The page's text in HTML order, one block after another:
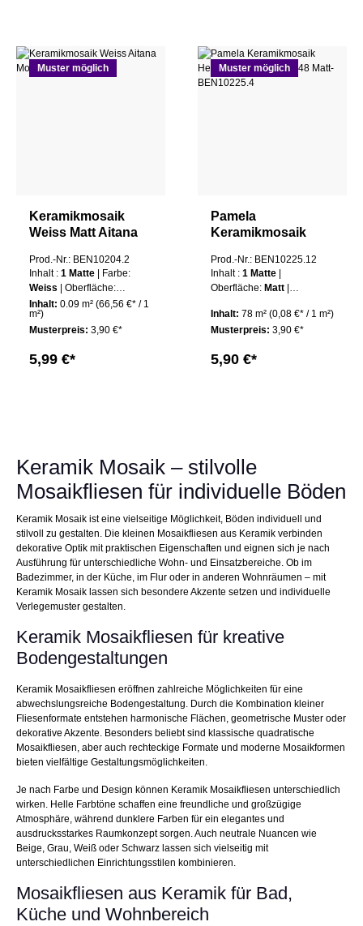
Muster möglich
Keramikmosaik
Weiss Matt Aitana
Prod.-Nr.: BEN10204.2
Inhalt : 1 Matte
| Farbe:
Weiss
| Oberfläche:
Matt
Inhalt: 0.09 m² (66,56 €* / 1
m²)
Musterpreis: 3,90 €*
5,99 €*
Muster möglich
Pamela
Keramikmosaik
Mosaikfliese 48 Matt
Prod.-Nr.: BEN10225.12
Inhalt : 1 Matte
Oberfläche: Matt
Inhalt: 78 m² (0,08 €* / 1 m²)
Musterpreis: 3,90 €*
5,90 €*
Keramik Mosaik – stilvolle
Mosaikfliesen für individuelle Böden
Keramik Mosaik ist eine vielseitige Möglichkeit, Böden individuell und
stilvoll zu gestalten. Die kleinen Mosaikfliesen aus Keramik verbinden
dekorative Optik mit praktischen Eigenschaften und eignen sich je nach
Ausführung für unterschiedliche Wohn- und Einsatzbereiche. Ob im
Badezimmer, in der Küche, im Flur oder in anderen Wohnräumen – mit
Keramik Mosaik lassen sich besondere Akzente setzen und individuelle
Verlegemuster gestalten.
Keramik Mosaikfliesen für kreative
Bodengestaltungen
Keramik Mosaikfliesen eröffnen zahlreiche Möglichkeiten für eine
abwechslungsreiche Bodengestaltung. Durch die Kombination kleiner
Fliesenformate entstehen harmonische Flächen, geometrische Muster oder
dekorative Akzente. Besonders beliebt sind klassische quadratische
Mosaikfliesen, aber auch rechteckige Formate und moderne Mosaikformen
bieten vielfältige Gestaltungsmöglichkeiten.
Je nach Farbe und Design können Keramik Mosaikfliesen unterschiedlich
wirken. Helle Farbtöne schaffen eine freundliche und großzügige
Atmosphäre, während dunklere Farben für ein elegantes und
ausdrucksstarkes Raumkonzept sorgen. Auch neutrale Nuancen wie
Beige, Grau, Weiß oder Schwarz lassen sich vielseitig mit
unterschiedlichen Einrichtungsstilen kombinieren.
Mosaikfliesen aus Keramik für Bad,
Küche und Wohnbereich